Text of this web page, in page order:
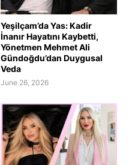
Yeşilçam’da Yas: Kadir
İnanır Hayatını Kaybetti,
Yönetmen Mehmet Ali
Gündoğdu’dan Duygusal
Veda
June 26, 2026